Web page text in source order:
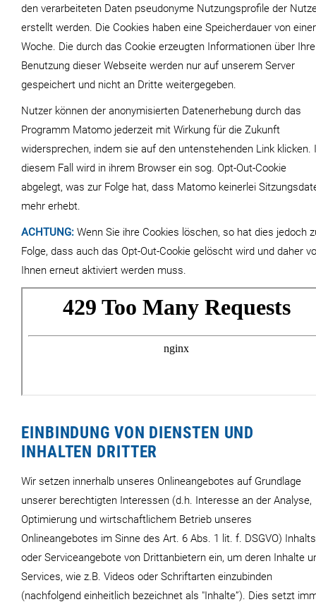
den verarbeiteten Daten pseudonyme Nutzungsprofile der
erstellt werden. Die Cookies haben eine Speicherdauer von einer
Woche. Die durch das Cookie erzeugten Informationen über Ihre
Benutzung dieser Webseite werden nur auf unserem Server
gespeichert und nicht an Dritte weitergegeben.
Nutzer können der anonymisierten Datenerhebung durch das
Programm Matomo jederzeit mit Wirkung für die Zukunft
widersprechen, indem sie auf den untenstehenden Link klicken.
diesem Fall wird in ihrem Browser ein sog. Opt-Out-Cookie
abgelegt, was zur Folge hat, dass Matomo keinerlei
mehr erhebt.
ACHTUNG: Wenn Sie ihre Cookies löschen, so hat dies jedoch
Folge, dass auch das Opt-Out-Cookie gelöscht wird und daher
Ihnen erneut aktiviert werden muss.
EINBINDUNG VON DIENSTEN UND
INHALTEN DRITTER
Wir setzen innerhalb unseres Onlineangebotes auf Grundlage
unserer berechtigten Interessen (d.h. Interesse an der Analyse,
Optimierung und wirtschaftlichem Betrieb unseres
Onlineangebotes im Sinne des Art. 6 Abs. 1 lit. f. DSGVO)
oder Serviceangebote von Drittanbietern ein, um deren Inhalte
Services, wie z.B. Videos oder Schriftarten einzubinden
(nachfolgend einheitlich bezeichnet als "Inhalte”). Dies setzt